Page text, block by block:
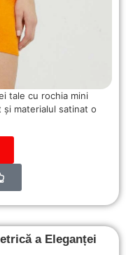
tale cu rochia mini
și materialul satinat o
a Eleganței